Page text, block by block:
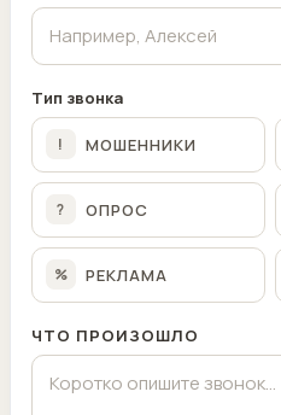
Тип звонка
! МОШЕННИКИ
? ОПРОС
% РЕКЛАМА
ЧТО ПРОИЗОШЛО